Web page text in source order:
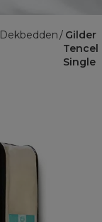
Dekbedden
Gilder
Tencel
Single